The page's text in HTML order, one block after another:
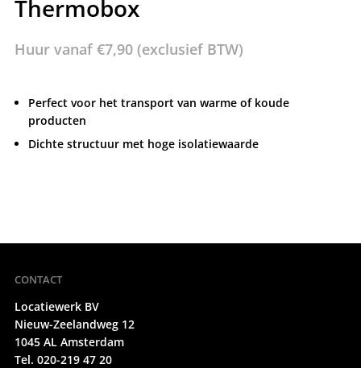
Thermobox
Huur vanaf €7,90(exclusief BTW)
Perfect voor het transport van warme of koude
producten
Dichte structuur met hoge isolatiewaarde
CONTACT
Locatiewerk BV
Nieuw-Zeelandweg 12
1045 AL Amsterdam
Tel. 020-219 47 20